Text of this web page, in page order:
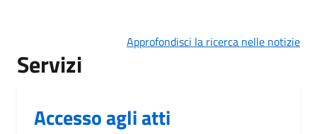
Approfondisci la ricerca nelle notizie
Servizi
Accesso agli atti